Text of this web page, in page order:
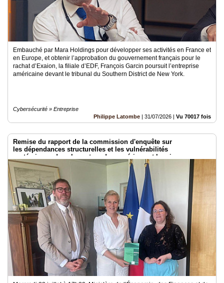
Adhésion
Devenir
Circuit-
Court
Annuaire
Agenda
Nos
Partenaires
Accès
éditeur
Accès
administration
boutique
Embauché par Mara Holdings pour développer ses activités en France et
en Europe, et obtenir l’approbation du gouvernement français pour le
rachat d’Exaion, la filiale d’EDF, François Garcin poursuit l’entreprise
américaine devant le tribunal du Southern District de New York.
Cybersécurité » Entreprise
Philippe Latombe | 31/07/2026 | Vu 70017 fois
Remise du rapport de la commission d'enquête sur
les dépendances structurelles et les vulnérabilités
systémiques dans le secteur du numérique et les risques pour
l’indépendance de la France